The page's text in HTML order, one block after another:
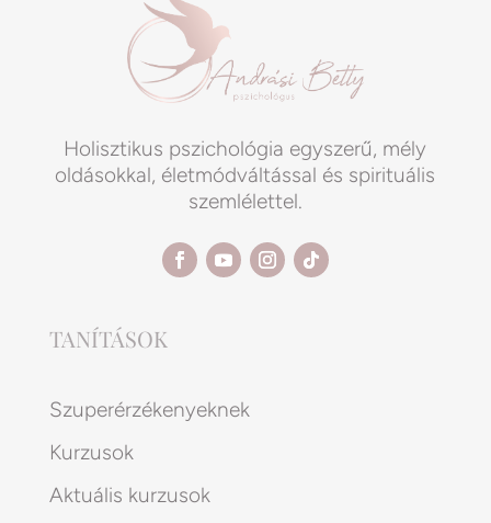
Holisztikus pszichológia egyszerű, mély
oldásokkal, életmódváltással és spirituális
szemlélettel.
TANÍTÁSOK
Szuperérzékenyeknek
Kurzusok
Aktuális kurzusok